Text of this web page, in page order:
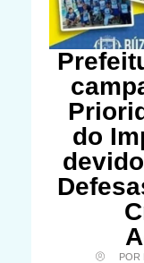
do
POR